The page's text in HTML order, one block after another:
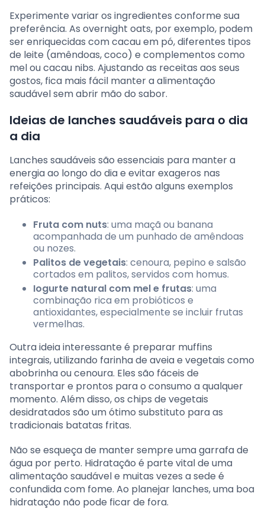
Experimente variar os ingredientes conforme sua
preferência. As overnight oats, por exemplo, podem
ser enriquecidas com cacau em pó, diferentes tipos
de leite (amêndoas, coco) e complementos como
mel ou cacau nibs. Ajustando as receitas aos seus
gostos, fica mais fácil manter a alimentação
saudável sem abrir mão do sabor.
Ideias de lanches saudáveis para o dia
a dia
Lanches saudáveis são essenciais para manter a
energia ao longo do dia e evitar exageros nas
refeições principais. Aqui estão alguns exemplos
práticos:
Fruta com nuts: uma maçã ou banana
acompanhada de um punhado de amêndoas
ou nozes.
Palitos de vegetais: cenoura, pepino e salsão
cortados em palitos, servidos com homus.
Iogurte natural com mel e frutas: uma
combinação rica em probióticos e
antioxidantes, especialmente se incluir frutas
vermelhas.
Outra ideia interessante é preparar muffins
integrais, utilizando farinha de aveia e vegetais como
abobrinha ou cenoura. Eles são fáceis de
transportar e prontos para o consumo a qualquer
momento. Além disso, os chips de vegetais
desidratados são um ótimo substituto para as
tradicionais batatas fritas.
Não se esqueça de manter sempre uma garrafa de
água por perto. Hidratação é parte vital de uma
alimentação saudável e muitas vezes a sede é
confundida com fome. Ao planejar lanches, uma boa
hidratação não pode ficar de fora.